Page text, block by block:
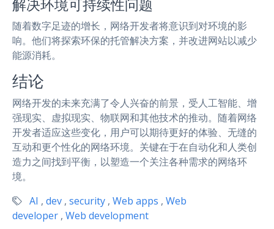
解决环境可持续性问题
随着数字足迹的增长，网络开发者将意识到对环境的影
响。他们将探索环保的托管解决方案，并改进网站以减少
能源消耗。
结论
网络开发的未来充满了令人兴奋的前景，受人工智能、增
强现实、虚拟现实、物联网和其他技术的推动。随着网络
开发者适应这些变化，用户可以期待更好的体验、无缝的
互动和更个性化的网络环境。关键在于在自动化和人类创
造力之间找到平衡，以塑造一个关注各种需求的网络环
境。
AI , dev , security , Web apps , Web
developer , Web development